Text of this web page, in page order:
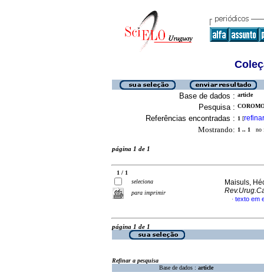
Base de dados : article
Pesquisa :
Referências encontradas : 1 [refinar
Mostrando: 1 .. 1 no
página 1 de 1
1 / 1
seleciona
para imprimir
Maisuls,
· texto em
página 1 de 1
Refinar a pesquisa
Base de dados : article